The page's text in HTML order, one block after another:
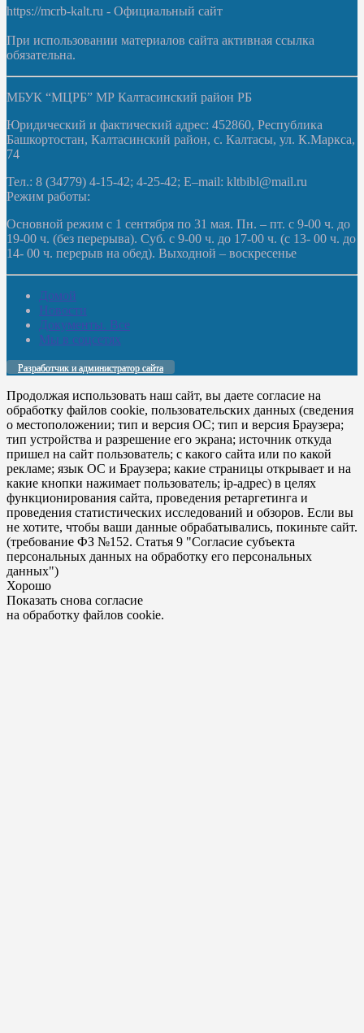
https://mcrb-kalt.ru - Официальный сайт
При использовании материалов сайта активная ссылка
обязательна.
МБУК “МЦРБ” МР Калтасинский район РБ
Юридический и фактический адрес: 452860, Республика
Башкортостан, Калтасинский район, с. Калтасы, ул. К.Маркса,
74
Тел.: 8 (34779) 4-15-42; 4-25-42; E–mail: kltbibl@mail.ru
Режим работы:
Основной режим с 1 сентября по 31 мая. Пн. – пт. с 9-00 ч. до
19-00 ч. (без перерыва). Суб. с 9-00 ч. до 17-00 ч. (с 13- 00 ч. до
14- 00 ч. перерыв на обед). Выходной – воскресенье
Домой
Новости
Документы. Все
Мы в соцсетях
Разработчик и администратор сайта
Продолжая использовать наш сайт, вы даете согласие на
обработку файлов cookie, пользовательских данных (сведения
о местоположении; тип и версия ОС; тип и версия Браузера;
тип устройства и разрешение его экрана; источник откуда
пришел на сайт пользователь; с какого сайта или по какой
рекламе; язык ОС и Браузера; какие страницы открывает и на
какие кнопки нажимает пользователь; ip-адрес) в целях
функционирования сайта, проведения ретаргетинга и
проведения статистических исследований и обзоров. Если вы
не хотите, чтобы ваши данные обрабатывались, покиньте сайт.
(требование ФЗ №152. Статья 9 "Согласие субъекта
персональных данных на обработку его персональных
данных")
Хорошо
Показать снова согласие
на обработку файлов cookie.